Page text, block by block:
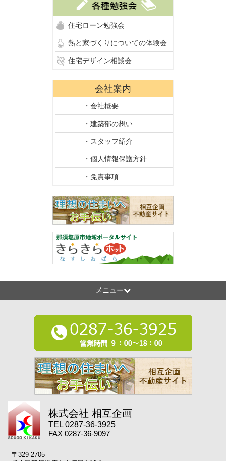
住宅ローン勉強会
熱と家づくりについての体験会
住宅デザイン相談会
会社案内
・会社概要
・建築部の想い
・スタッフ紹介
・個人情報保護方針
・免責事項
メニュー
株式会社 相互企画
TEL 0287-36-3925
FAX 0287-36-9097
〒329-2705